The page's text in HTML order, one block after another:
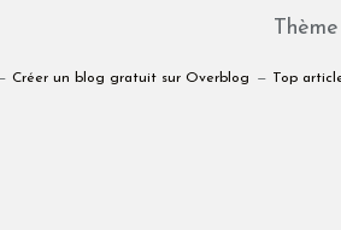
Créer un blog gratuit sur Overblog Top